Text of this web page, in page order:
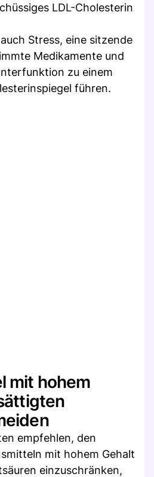
LDL-Cholesterin
Stress, eine sitzende
Medikamente und
zu einem
führen.
mit hohem
empfehlen, den
mit hohem Gehalt
einzuschränken,